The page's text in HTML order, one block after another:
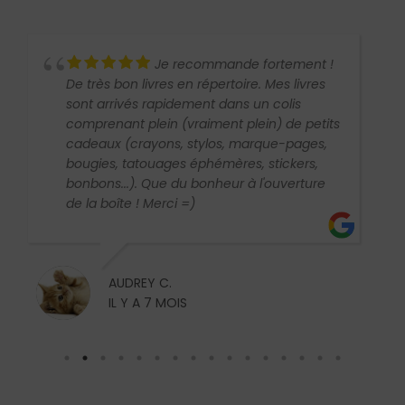
Je recommande fortement !
De très bon livres en répertoire. Mes livres
sont arrivés rapidement dans un colis
comprenant plein (vraiment plein) de petits
cadeaux (crayons, stylos, marque-pages,
bougies, tatouages éphémères, stickers,
bonbons...). Que du bonheur à l'ouverture
de la boîte ! Merci =)
AUDREY C.
IL Y A 7 MOIS